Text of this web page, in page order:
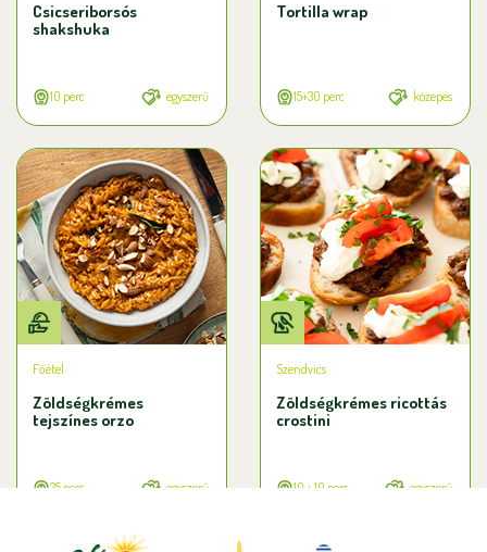
Csicseriborsós
shakshuka
10 perc egyszerű
Tortilla wrap
15+30 perc közepes
Főétel
Zöldségkrémes
tejszínes orzo
25 perc egyszerű
Szendvics
Zöldségkrémes ricottás
crostini
10 + 10 perc egyszerű